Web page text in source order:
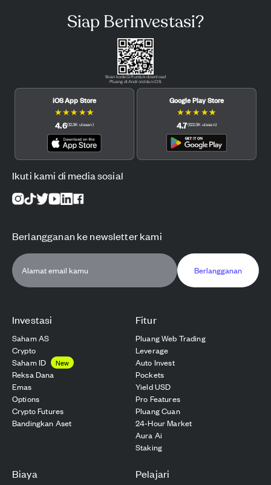
Investasi
Saham AS
Crypto
Saham ID
New
Reksa Dana
Emas
Options
Crypto Futures
Bandingkan Aset
Fitur
Pluang Web Trading
Leverage
Auto Invest
Pockets
Yield USD
Pro Features
Pluang Cuan
24-Hour Market
Aura Ai
Staking
Biaya Pelajari
Siap Berinvestasi?
Scan kode QR untuk download
Pluang di Android dan iOS.
iOS App Store
★★★ ★★
4.6(12.3K ulasan)
Google Play Store
★★★ ★★
4.7(122.3K ulasan)
Ikuti kami di media sosial
Berlangganan ke newsletter kami
Berlangganan